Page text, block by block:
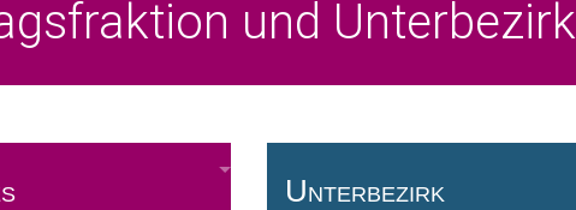
und Unterbezirk
Unterbezirk